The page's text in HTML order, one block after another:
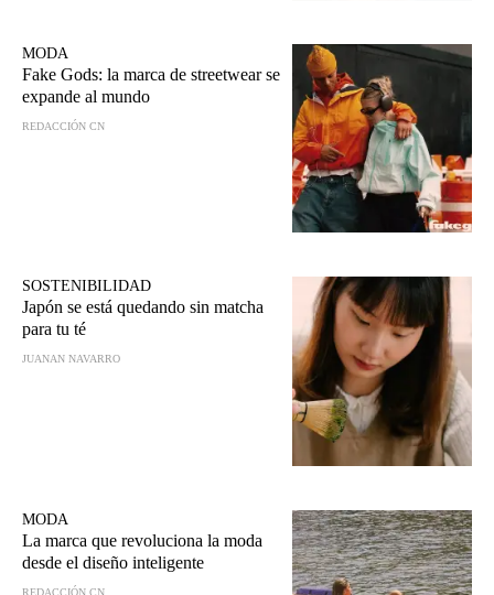
MODA
Fake Gods: la marca de streetwear se
expande al mundo
REDACCIÓN CN
SOSTENIBILIDAD
Japón se está quedando sin matcha
para tu té
JUANAN NAVARRO
MODA
La marca que revoluciona la moda
desde el diseño inteligente
REDACCIÓN CN